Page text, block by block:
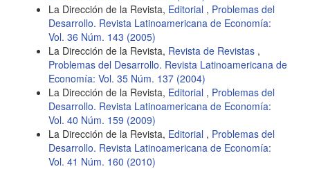
La Dirección de la Revista, Editorial , Problemas del
Desarrollo. Revista Latinoamericana de Economía:
Vol. 36 Núm. 143 (2005)
La Dirección de la Revista, Revista de Revistas ,
Problemas del Desarrollo. Revista Latinoamericana de
Economía: Vol. 35 Núm. 137 (2004)
La Dirección de la Revista, Editorial , Problemas del
Desarrollo. Revista Latinoamericana de Economía:
Vol. 40 Núm. 159 (2009)
La Dirección de la Revista, Editorial , Problemas del
Desarrollo. Revista Latinoamericana de Economía:
Vol. 41 Núm. 160 (2010)